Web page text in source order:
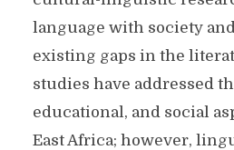
language with society
existing gaps in the
studies have addressed
educational, and social
East Africa; however,